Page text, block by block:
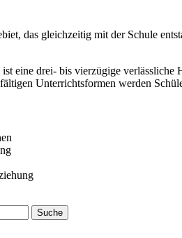
das gleichzeitig mit der Schule
eine drei- bis vierzügige
Unterrichtsformen werden